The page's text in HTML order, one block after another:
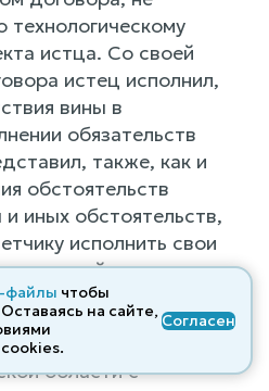
истца. Со своей
истец исполнил,
вины в
обязательств
также, как и
обстоятельств
иных обстоятельств,
исполнить свои
договором
в
области с
файлы чтобы
на сайте, Согласен